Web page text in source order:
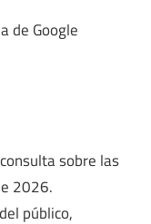
sobre las
2026.
público,